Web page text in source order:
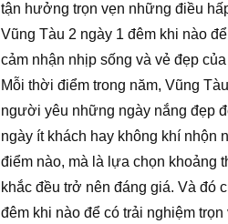
tận hưởng trọn vẹn những điều
Vũng Tàu 2 ngày 1 đêm khi nào
cảm nhận nhịp sống và vẻ đẹp
Mỗi thời điểm trong năm, Vũng
người yêu những ngày nắng đẹp
ngày ít khách hay không khí nhộn
điểm nào, mà là lựa chọn khoảng
khắc đều trở nên đáng giá. Và đó
đêm khi nào để có trải nghiệm trọn